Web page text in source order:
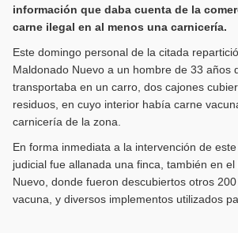
información que daba cuenta de la
carne ilegal en al menos una carnicería.
Este domingo personal de la citada
Maldonado Nuevo a un hombre de 33 años
transportaba en un carro, dos cajones
residuos, en cuyo interior había carne
carnicería de la zona.
En forma inmediata a la intervención de
judicial fue allanada una finca, también en
Nuevo, donde fueron descubiertos otros
vacuna, y diversos implementos utilizados